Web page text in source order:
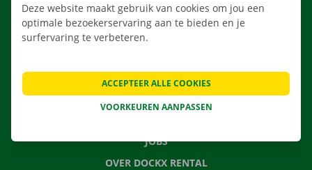
VEELGESTELDE VRAGEN
NIEUWS
JOBS
OVER DOCKX RENTAL
Deze website maakt gebruik van cookies om jou een
optimale bezoekerservaring aan te bieden en je
surfervaring te verbeteren.
VOORKEUREN AANPASSEN
ACCEPTEER ALLE COOKIES